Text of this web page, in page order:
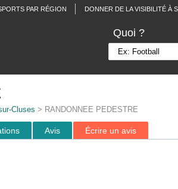
PAR RÉGION DONNER DE LA VISIBILITÉ À
Quoi ?
Cluses > RANDONNEE PEDESTRE
Avis Écrire un avis